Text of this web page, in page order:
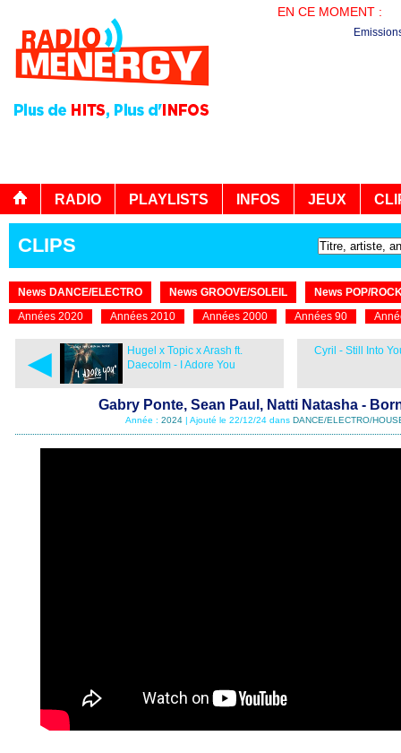
EN CE MOMENT :
RADIO PLAYLISTS INFOS JEUX
CLIPS
News DANCE/ELECTRO News GROOVE/SOLEIL
News POP/
Années 2020
Années 2010 Années 2000 Années 90
◄
Hugel x Topic x Arash ft.
Daecolm - I Adore You
Cyril - Still Into
Gabry Ponte, Sean Paul, Natti Natasha -
Année : 2024| Ajouté le 22/12/24 dans DANCE/ELECTRO/